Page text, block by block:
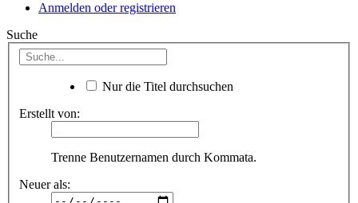
Anmelden oder registrieren
Suche
Nur die Titel durchsuchen
Erstellt von:
Trenne Benutzernamen durch Kommata.
Neuer als: